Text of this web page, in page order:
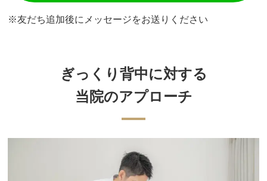
※友だち追加後にメッセージをお送りください
ぎっくり背中に対する
当院のアプローチ